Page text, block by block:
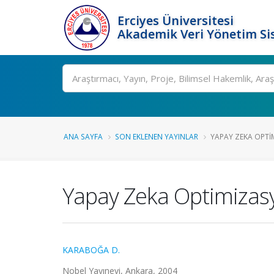
Erciyes Üniversitesi
Akademik Veri Yönetim
Ara
ANA SAYFA SON EKLENEN YAYINLAR YAPAY ZEKA
Yapay Zeka
KARABOĞA D.
Nobel Yayınevi, Ankara, 2004